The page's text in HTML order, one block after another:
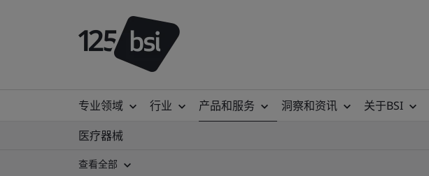
专业领域 行业 产品和服务 洞察和资讯
关于BSI
医疗器械
查看全部